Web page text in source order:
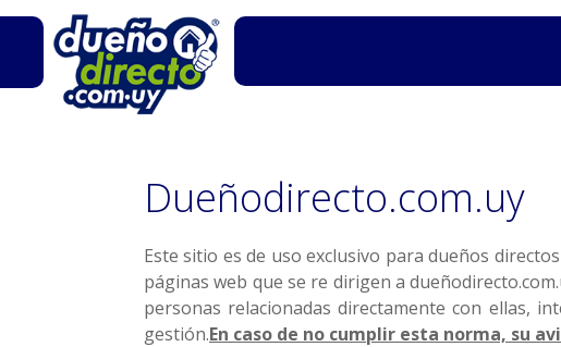
Dueñodirecto.com.uy
Este sitio es de uso exclusivo para dueños
páginas web que se re dirigen a
personas relacionadas directamente con ellas,
gestión.En caso de no cumplir esta norma, su